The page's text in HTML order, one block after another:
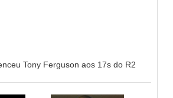
Tony Ferguson aos 17s do R2